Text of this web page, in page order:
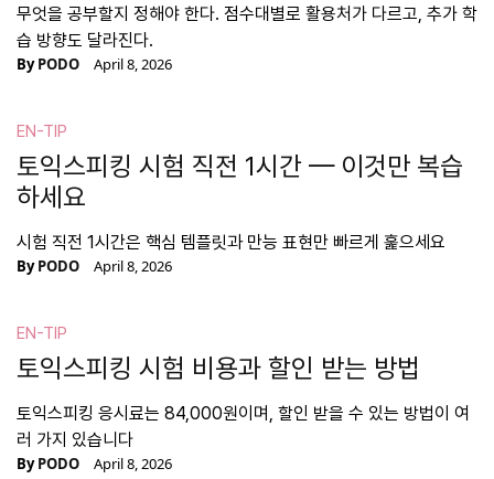
무엇을 공부할지 정해야 한다. 점수대별로 활용처가 다르고, 추가 학
습 방향도 달라진다.
ByPODO April 8, 2026
EN-TIP
토익스피킹 시험 직전 1시간 — 이것만 복습
하세요
시험 직전 1시간은 핵심 템플릿과 만능 표현만 빠르게 훑으세요
ByPODO April 8, 2026
EN-TIP
토익스피킹 시험 비용과 할인 받는 방법
토익스피킹 응시료는 84,000원이며, 할인 받을 수 있는 방법이 여
러 가지 있습니다
ByPODO April 8, 2026